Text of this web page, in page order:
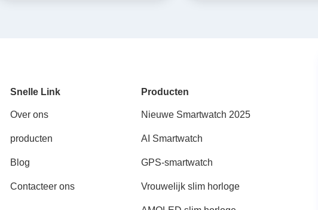
Snelle Link
Over ons
producten
Blog
Contacteer ons
Producten
Nieuwe Smartwatch 2025
AI Smartwatch
GPS-smartwatch
Vrouwelijk slim horloge